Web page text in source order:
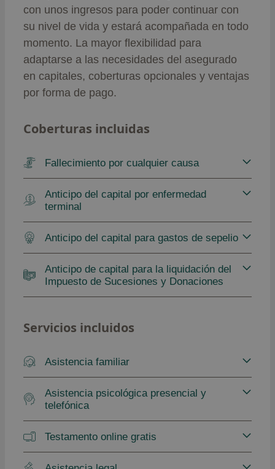
con unos ingresos para poder continuar con
su nivel de vida y estará acompañada en todo
momento. La mayor flexibilidad para
adaptarse a las necesidades del asegurado
en capitales, coberturas opcionales y ventajas
por forma de pago.
Coberturas incluidas
Fallecimiento por cualquier causa
Anticipo del capital por enfermedad
terminal
Anticipo del capital para gastos de sepelio
Anticipo de capital para la liquidación del
Impuesto de Sucesiones y Donaciones
Servicios incluidos
Asistencia familiar
Asistencia psicológica presencial y
telefónica
Testamento online gratis